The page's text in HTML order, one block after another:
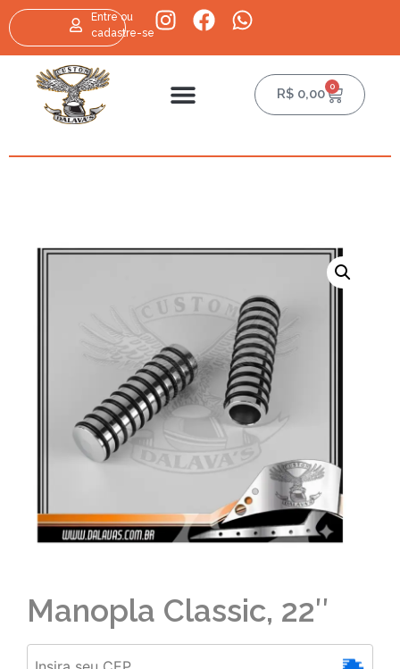
Entre ou
cadastre-se
R$ 0,00 0
Manopla Classic, 22″